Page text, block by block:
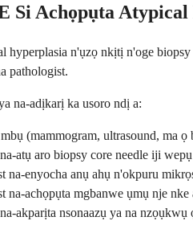
Si Achọpụta
hyperplasia n'ụzọ nkịtị n'oge
pathologist.
na-adịkarị ka usoro ndị a:
(mammogram, ultrasound, ma
atụ aro biopsy core needle iji
na-enyocha anụ ahụ n'okpuru
na-achọpụta mgbanwe ụmụ nje
akparịta nsonaazụ ya na nzọụkwụ